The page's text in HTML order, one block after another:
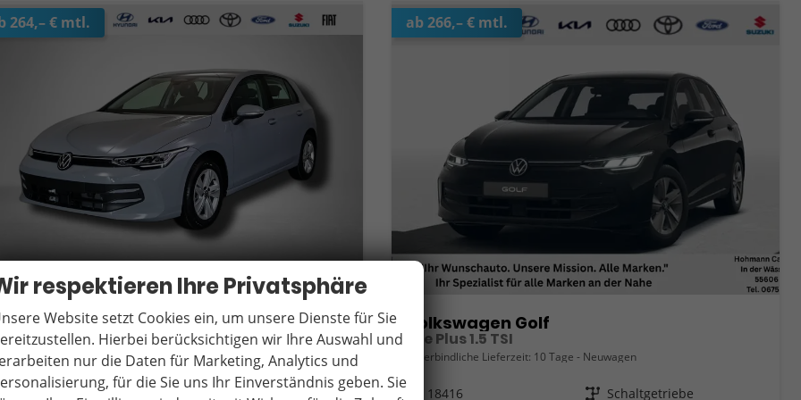
264,– € mtl.
Golf
Plus 1.5 TSI
Lieferzeit:10 Tage Neuwagen
Getriebe
Schaltgetriebe
ab 266,– € mtl.
Volkswagen Golf
Life Plus 1.5 TSI
unverbindliche Lieferzeit: 10 Tage Neuwagen
18416 Getriebe Schaltgetriebe
respektieren Ihre Privatsphäre
Website setzt Cookies ein, um unsere Dienste für Sie
Hierbei berücksichtigen wir Ihre Auswahl und
nur die Daten für Marketing, Analytics und
für die Sie uns Ihr Einverständnis geben. Sie